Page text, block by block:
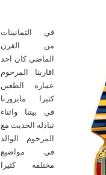
في الثمانينات
من القرن
الماضي كان احد
اقاربنا المرحوم
عماره الطعين
كثيرا مايزورنا
في بيتنا واثناء
تبادله الحديث مع
المرحوم الوالد
في مواضيع
مختلفه كثيرا